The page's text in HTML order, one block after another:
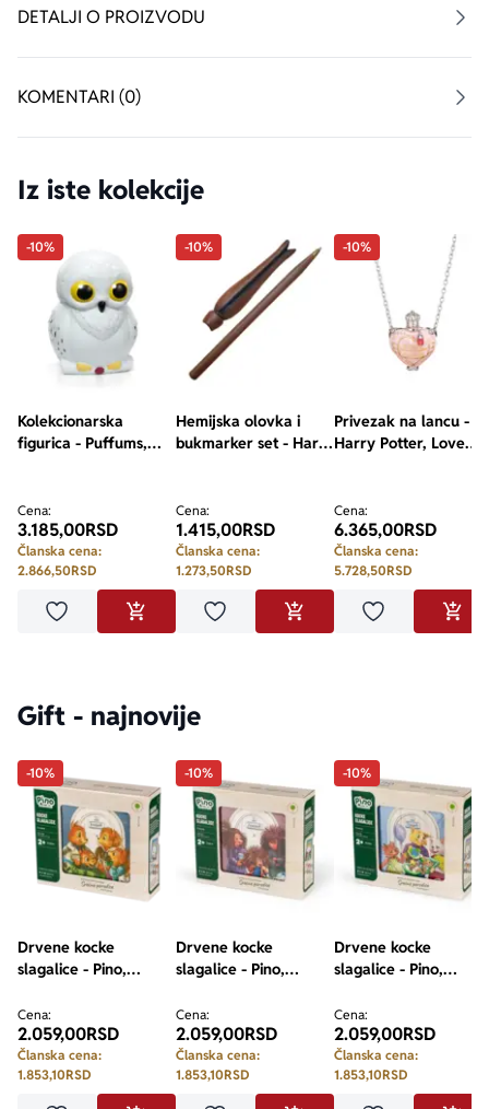
dostupne su sa mnogim drugim likovima iz
DETALJI O PROIZVODU
KOMENTARI (0)
Iz iste kolekcije
-10%
Kolekcionarska
figurica - Puffums,
Cena:
3.185,00RSD
Članska cena:
2.866,50RSD
Dodaj u omiljeneDODAJ U KORPU
-10%
Hemijska olovka i
bukmarker set - Harry
Cena:
1.415,00RSD
Članska cena:
1.273,50RSD
Dodaj u omiljeneDODAJ U KORPU
-10%
Privezak na lancu -
Harry Potter, Love
Cena:
6.365,00RSD
Članska cena:
5.728,50RSD
Dodaj u
Gift - najnovije
-10%
Drvene kocke
slagalice - Pino,
Veverići, 9 elemenata
Cena:
2.059,00RSD
Članska cena:
1.853,10RSD
-10%
Drvene kocke
slagalice - Pino,
Ježević, 9 elemenata
Cena:
2.059,00RSD
Članska cena:
1.853,10RSD
-10%
Drvene kocke
slagalice - Pino,
Predići, 9 elemenata
Cena:
2.059,00RSD
Članska cena:
1.853,10RSD